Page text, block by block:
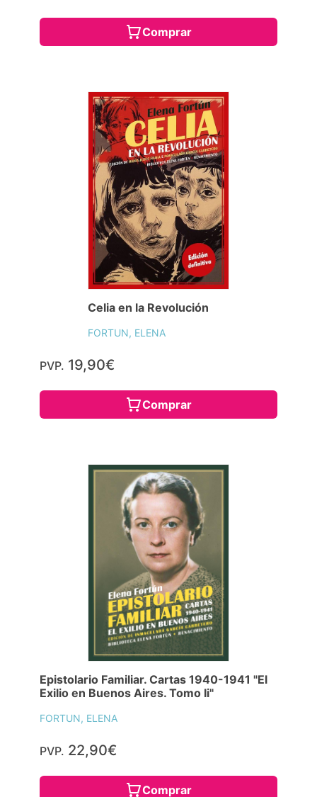
Comprar
Celia en la Revolución
FORTUN, ELENA
PVP. 19,90€
Comprar
Epistolario Familiar. Cartas 1940-1941 "El
Exilio en Buenos Aires. Tomo Ii"
FORTUN, ELENA
PVP. 22,90€
Comprar